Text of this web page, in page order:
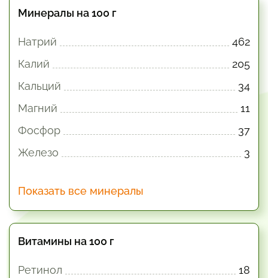
Минералы на 100 г
Натрий
462
Калий
205
Кальций
34
Магний
11
Фосфор
37
Железо
3
Показать все минералы
Витамины на 100 г
Ретинол 18